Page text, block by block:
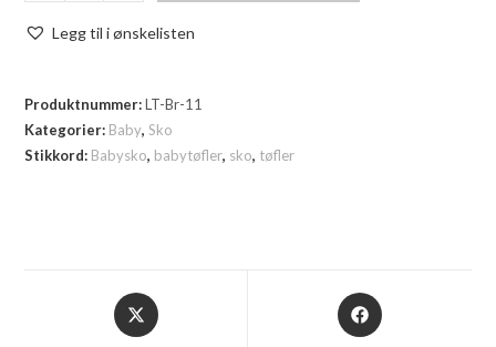
Legg til i ønskelisten
Produktnummer:LT-Br-11
Kategorier: Baby,Sko
Stikkord: Babysko, babytøfler, sko, tøfler